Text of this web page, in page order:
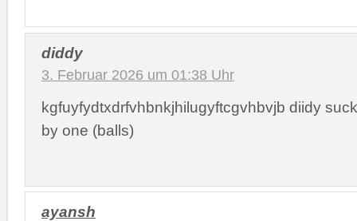
diddy
3. Februar 2026 um 01:38 Uhr
kgfuyfydtxdrfvhbnkjhilugyftcgvhbvjb diidy
by one (balls)
ayansh